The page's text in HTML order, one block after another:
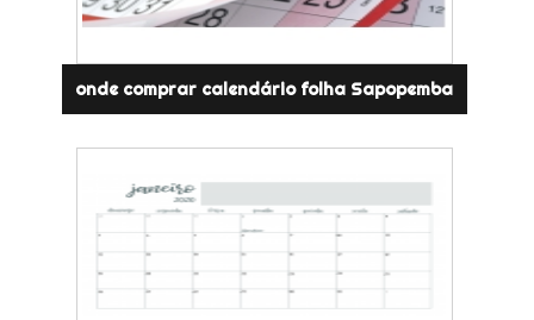
onde comprar calendário folha Sapopemba